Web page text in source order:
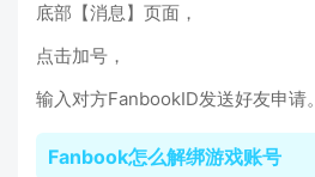
底部【消息】页面，
点击加号，
输入对方FanbookID发送好友申请。
Fanbook怎么解绑游戏账号